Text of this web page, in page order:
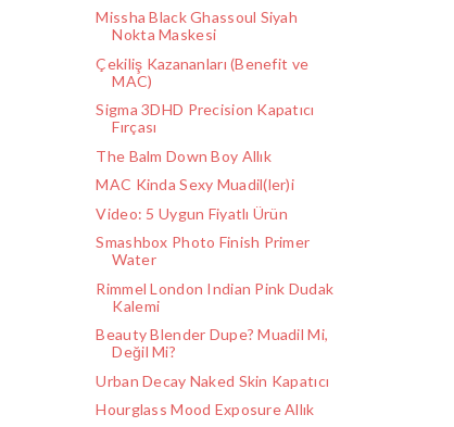
Missha Black Ghassoul Siyah
Nokta Maskesi
Çekiliş Kazananları (Benefit ve
MAC)
Sigma 3DHD Precision Kapatıcı
Fırçası
The Balm Down Boy Allık
MAC Kinda Sexy Muadil(ler)i
Video: 5 Uygun Fiyatlı Ürün
Smashbox Photo Finish Primer
Water
Rimmel London Indian Pink Dudak
Kalemi
Beauty Blender Dupe? Muadil Mi,
Değil Mi?
Urban Decay Naked Skin Kapatıcı
Hourglass Mood Exposure Allık